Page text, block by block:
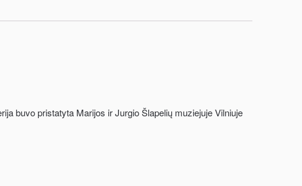
buvo pristatyta Marijos ir Jurgio Šlapelių muziejuje Vilniuje